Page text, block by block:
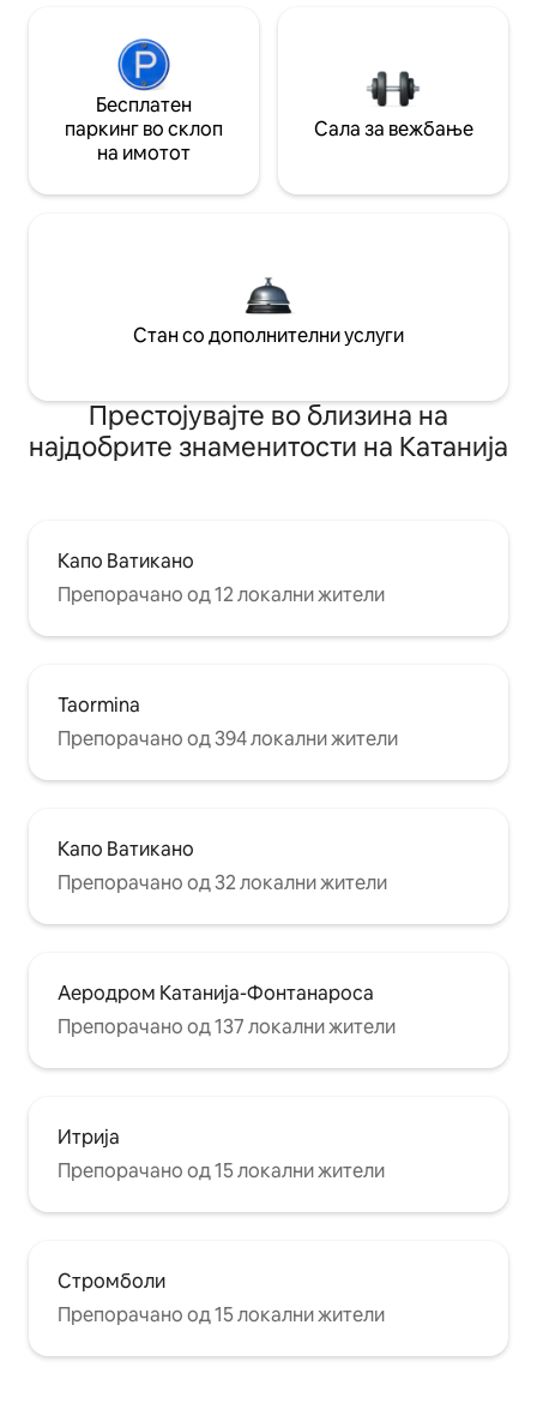
Бесплатен
паркинг во склоп
на имотот
Сала за вежбање
Стан со дополнителни услуги
Престојувајте во близина на
најдобрите знаменитости на Катанија
Капо Ватикано
Препорачано од 12 локални жители
Taormina
Препорачано од 394 локални жители
Капо Ватикано
Препорачано од 32 локални жители
Аеродром Катанија-Фонтанароса
Препорачано од 137 локални жители
Итрија
Препорачано од 15 локални жители
Стромболи
Препорачано од 15 локални жители